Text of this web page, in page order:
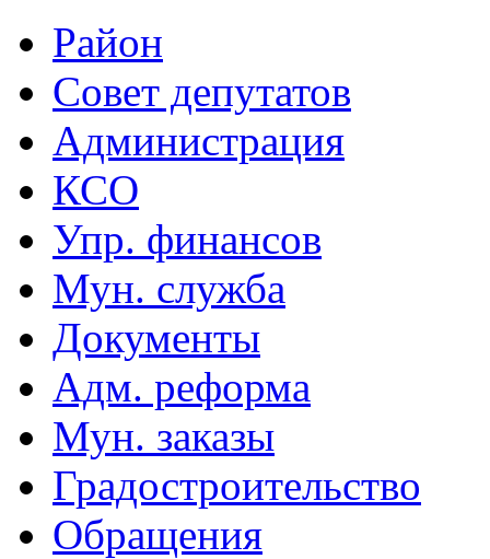
Район
Совет депутатов
Администрация
КСО
Упр. финансов
Мун. служба
Документы
Адм. реформа
Мун. заказы
Градостроительство
Обращения